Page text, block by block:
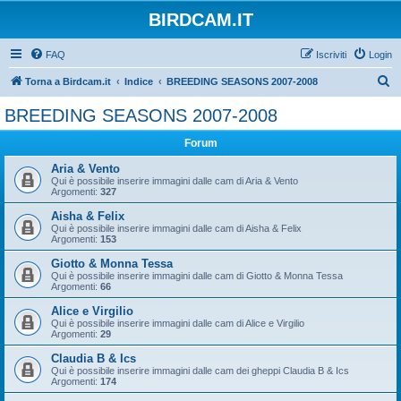
BIRDCAM.IT
FAQ Login
Iscriviti
Torna a Birdcam.it Indice BREEDING SEASONS 2007-2008
BREEDING SEASONS 2007-2008
Forum
Aria & Vento
Qui è possibile inserire immagini dalle cam di Aria & Vento
Argomenti: 327
Aisha & Felix
Qui è possibile inserire immagini dalle cam di Aisha & Felix
Argomenti: 153
Giotto & Monna Tessa
Qui è possibile inserire immagini dalle cam di Giotto & Monna Tessa
Argomenti: 66
Alice e Virgilio
Qui è possibile inserire immagini dalle cam di Alice e Virgilio
Argomenti: 29
Claudia B & Ics
Qui è possibile inserire immagini dalle cam dei gheppi Claudia B & Ics
Argomenti: 174